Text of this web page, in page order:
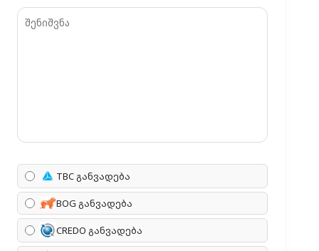
TBC განვადება
BOG განვადება
CREDO განვადება